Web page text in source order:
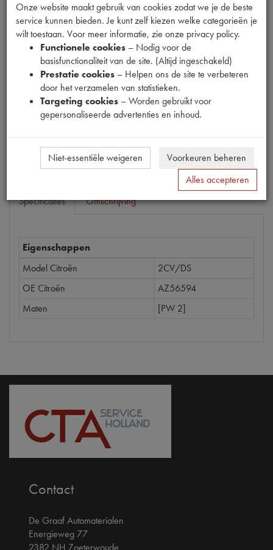
Productnummer
1680504
Prijs
10 (€2,56 excl. btw)
Bestel
Specificaties Omschrijving
Eigenschappen
Model Citroën
2CV/DS
OE Citroën
AZ56594
Maten
[PW 2]
Contact
De Graaf Automaterialen
Energieweg 77
2382 NH Zoeterwoude
Onze website maakt gebruik van cookies zodat we je de beste
service kunnen bieden. Je kunt zelf kiezen welke categorieën je
wilt toestaan. Voor meer informatie, zie onze privacy policy.
Functionele cookies – Nodig voor de
basisfunctionaliteit van de site. (Altijd ingeschakeld)
Prestatie cookies – Helpen ons de site te verbeteren
door het verzamelen van statistieken.
Targeting cookies – Worden gebruikt voor
gepersonaliseerde advertenties en inhoud.
Niet-essentiële weigeren
Voorkeuren beheren
Alles accepteren